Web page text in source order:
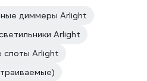
диммеры Arlight
Arlight
споты Arlight